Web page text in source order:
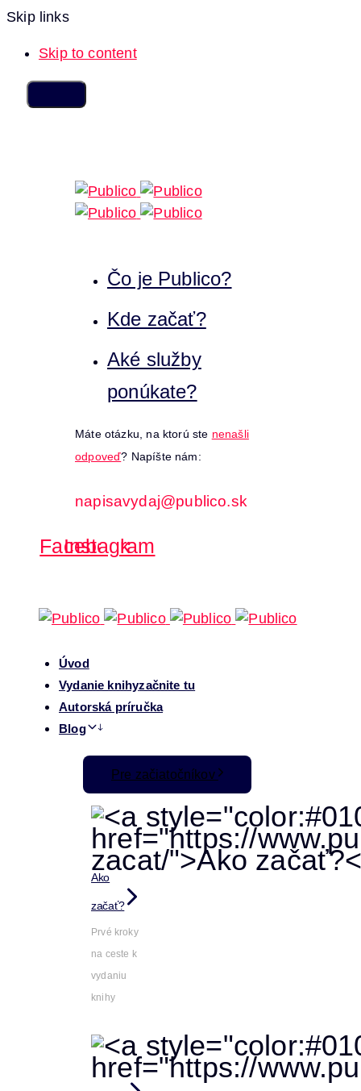
Skip links
Skip to content
Čo je Publico?
Kde začať?
Aké služby
ponúkate?
Máte otázku, na ktorú ste nenašli
odpoveď? Napíšte nám:
napisavydaj@publico.sk
Facebook
Instagram
Úvod
Vydanie knihyzačnite tu
Autorská príručka
Blog
Pre začiatočníkov
Ako
začať?
Prvé kroky
na ceste k
vydaniu
knihy